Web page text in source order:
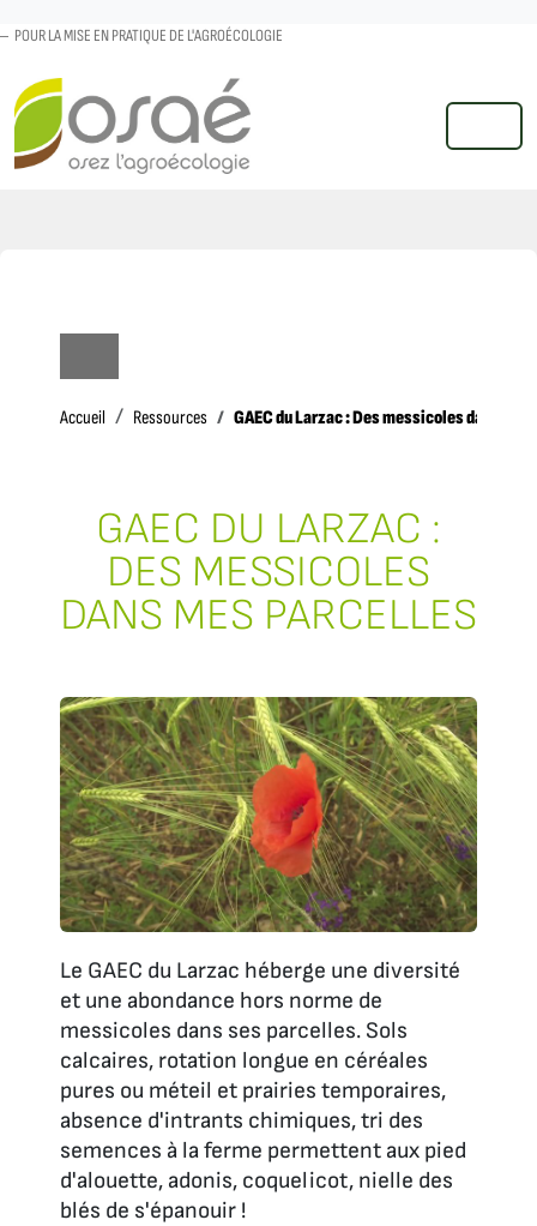
POUR LA MISE EN PRATIQUE DE L'AGROÉCOLOGIE
MENU
Accueil AccueilRessources GAEC du Larzac : Des messicoles dans
GAEC DU LARZAC :
DES MESSICOLES
DANS MES PARCELLES
Le GAEC du Larzac héberge une diversité
et une abondance hors norme de
messicoles dans ses parcelles. Sols
calcaires, rotation longue en céréales
pures ou méteil et prairies temporaires,
absence d'intrants chimiques, tri des
semences à la ferme permettent aux pied
d'alouette, adonis, coquelicot, nielle des
blés de s'épanouir !